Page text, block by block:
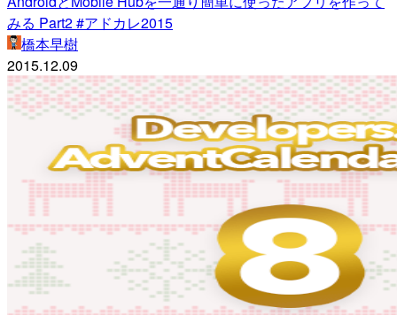
みる Part2 #アドカレ2015
橋本早樹
2015.12.09